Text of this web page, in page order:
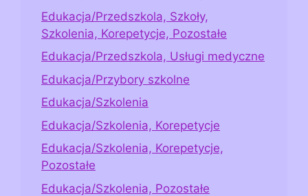
Edukacja/Przedszkola, Szkoły,
Szkolenia, Korepetycje, Pozostałe
Edukacja/Przedszkola, Usługi medyczne
Edukacja/Przybory szkolne
Edukacja/Szkolenia
Edukacja/Szkolenia, Korepetycje
Edukacja/Szkolenia, Korepetycje,
Pozostałe
Edukacja/Szkolenia, Pozostałe